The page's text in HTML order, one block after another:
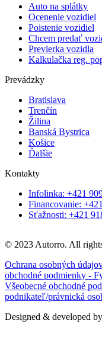
Auto na splátky
Ocenenie vozidiel
Poistenie vozidiel
Chcem predať
Previerka vozidla
Kalkulačka reg.
Prevádzky
Bratislava
Trenčín
Žilina
Banská Bystrica
Košice
Ďalšie
Kontakty
Infolinka: +421
Financovanie:
Sťažnosti: +421
© 2023 Autorro. All
Ochrana osobných
obchodné podmienky -
Všeobecné obchodné
podnikateľ/právnická
Designed & developed